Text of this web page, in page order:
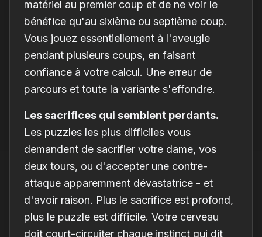
matériel au premier coup et de ne voir le
bénéfice qu'au sixième ou septième coup.
Vous jouez essentiellement à l'aveugle
pendant plusieurs coups, en faisant
confiance à votre calcul. Une erreur de
parcours et toute la variante s'effondre.
Les sacrifices qui semblent perdants.
Les puzzles les plus difficiles vous
demandent de sacrifier votre dame, vos
deux tours, ou d'accepter une contre-
attaque apparemment dévastatrice - et
d'avoir raison. Plus le sacrifice est profond,
plus le puzzle est difficile. Votre cerveau
doit court-circuiter chaque instinct qui dit